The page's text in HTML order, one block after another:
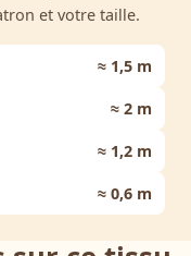
et votre taille.
≈ 1,5 m
≈ 2 m
≈ 1,2 m
≈ 0,6 m